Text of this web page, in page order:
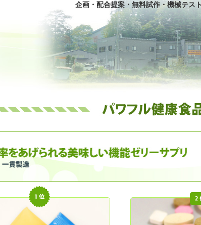
企画・配合提案・無料試作・機械テス